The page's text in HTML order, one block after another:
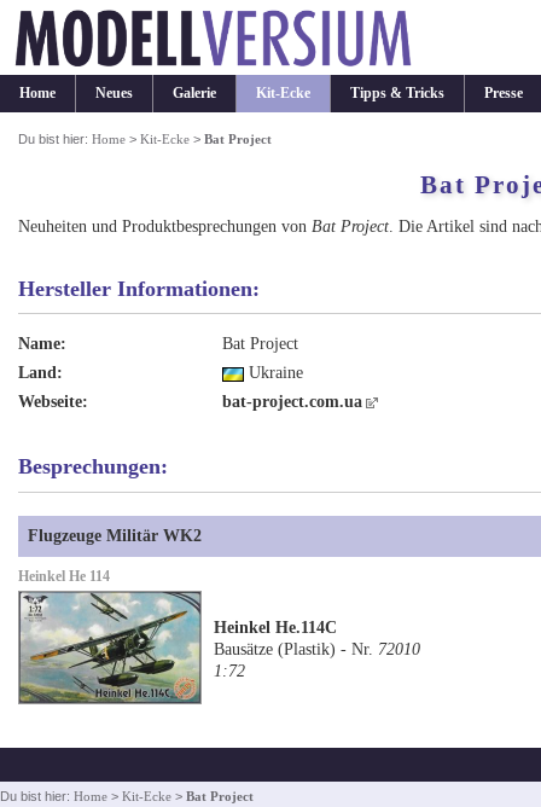
Home Neues Galerie Kit-Ecke Tipps & Tricks Presse
Du bist hier:Home >Kit-Ecke >Bat Project
Bat
Neuheiten und Produktbesprechungen vonBat Project. Die Artikel sind
Hersteller Informationen:
Name:
Bat Project
Land:
Ukraine
Webseite:
bat-project.com.ua
Besprechungen:
Flugzeuge Militär WK2
Heinkel He 114
Heinkel He.114C
Bausätze (Plastik) - Nr. 72010
1:72
Du bist hier: Home > Kit-Ecke > Bat Project